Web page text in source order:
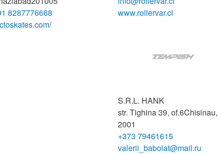
8287776668
www.rollervar.cl
S.R.L. HANK
str. Tighina 39, of.6Chisinau,
2001
+373 79461615
valerii_babolat@mail.ru